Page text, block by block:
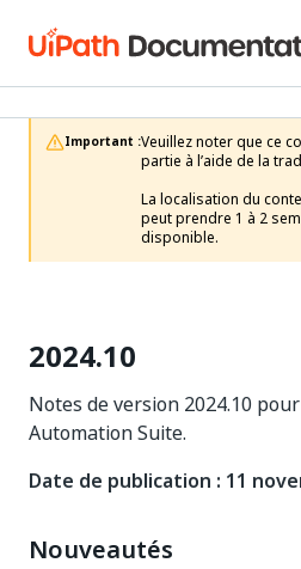
Important :Veuillez noter que ce
partie à l’aide de la
La localisation du
peut prendre 1 à 2
disponible.
2024.10
Notes de version 2024.10
Automation Suite.
Date de publication : 11
Nouveautés